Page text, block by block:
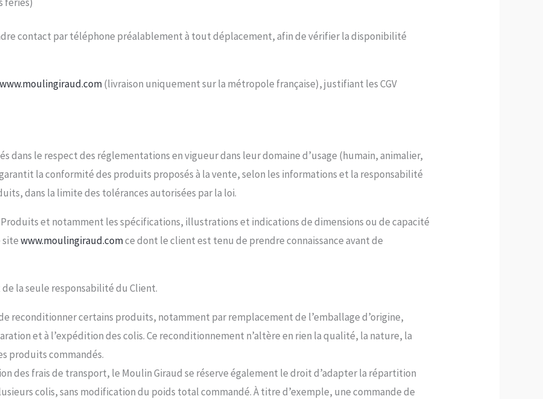
contact par téléphone préalablement à tout déplacement, afin de vérifier la disponibilité
(livraison uniquement sur la métropole française), justifiant les CGV
dans le respect des réglementations en vigueur dans leur domaine d’usage (humain, animalier,
la conformité des produits proposés à la vente, selon les informations et la responsabilité
dans la limite des tolérances autorisées par la loi.
et notamment les spécifications, illustrations et indications de dimensions ou de capacité
sitewww.moulingiraud.comce dont le client est tenu de prendre connaissance avant de
la seule responsabilité du Client.
reconditionner certains produits, notamment par remplacement de l’emballage d’origine,
et à l’expédition des colis. Ce reconditionnement n’altère en rien la qualité, la nature, la
produits commandés.
des frais de transport, le Moulin Giraud se réserve également le droit d’adapter la répartition
colis, sans modification du poids total commandé. À titre d’exemple, une commande de